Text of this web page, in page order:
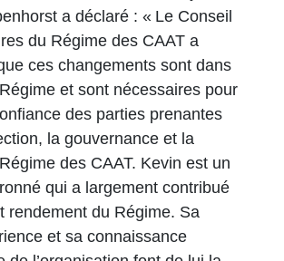
a déclaré : « Le Conseil
du Régime des CAAT a
ces changements sont dans
Régime et sont nécessaires pour
des parties prenantes
la gouvernance et la
des CAAT. Kevin est un
qui a largement contribué
rendement du Régime. Sa
et sa connaissance